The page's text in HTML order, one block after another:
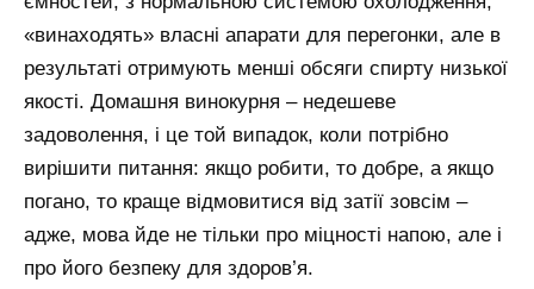
«винаходять» власні апарати для перегонки, але в
результаті отримують менші обсяги спирту низької
якості. Домашня винокурня – недешеве
задоволення, і це той випадок, коли потрібно
вирішити питання: якщо робити, то добре, а якщо
погано, то краще відмовитися від затії зовсім –
адже, мова йде не тільки про міцності напою, але і
про його безпеку для здоров’я.